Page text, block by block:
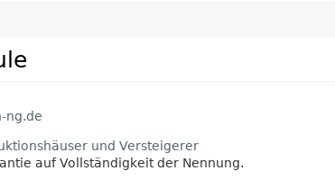
ng.de
und Versteigerer
auf Vollständigkeit der Nennung.